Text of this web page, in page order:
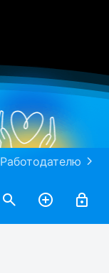
Работодателю